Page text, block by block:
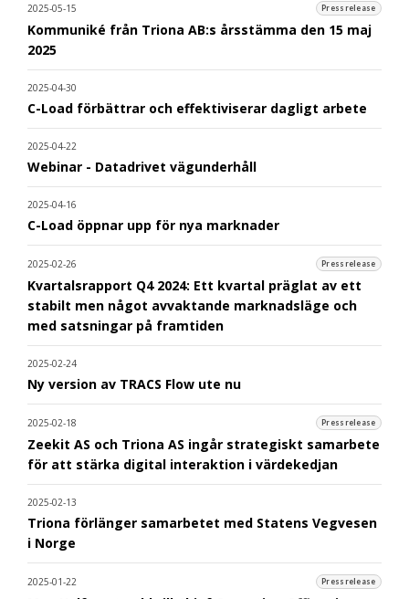
2025-05-15 Pressrelease
Kommuniké från Triona AB:s årsstämma den 15 maj
2025
2025-04-30
C-Load förbättrar och effektiviserar dagligt arbete
2025-04-22
Webinar - Datadrivet vägunderhåll
2025-04-16
C-Load öppnar upp för nya marknader
2025-02-26 Pressrelease
Kvartalsrapport Q4 2024: Ett kvartal präglat av ett
stabilt men något avvaktande marknadsläge och
med satsningar på framtiden
2025-02-24
Ny version av TRACS Flow ute nu
2025-02-18 Pressrelease
Zeekit AS och Triona AS ingår strategiskt samarbete
för att stärka digital interaktion i värdekedjan
2025-02-13
Triona förlänger samarbetet med Statens Vegvesen
i Norge
2025-01-22 Pressrelease